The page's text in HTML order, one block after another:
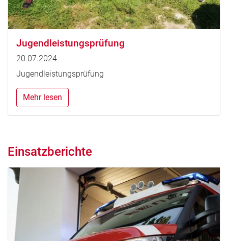
Jugendleistungsprüfung
20.07.2024
Jugendleistungsprüfung
Mehr lesen
Einsatzberichte